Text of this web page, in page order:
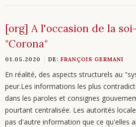
[org] A l'occasion de la
"Corona"
01.05.2020 DE: FRANÇOIS GERMANI
En réalité, des aspects structurels au
peur.Les informations les plus
dans les paroles et consignes
pourtant centralisée. Les autorités
pas d'autre information que ce qu'elles